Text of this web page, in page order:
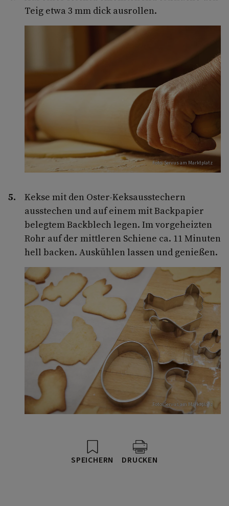
Teig etwa 3 mm dick ausrollen.
Foto: Servus am Marktplatz
Kekse mit den Oster-Keksausstechern
ausstechen und auf einem mit Backpapier
belegtem Backblech legen. Im vorgeheizten
Rohr auf der mittleren Schiene ca. 11 Minuten
hell backen. Auskühlen lassen und genießen.
Foto: Servus am Marktplatz
SPEICHERN DRUCKEN